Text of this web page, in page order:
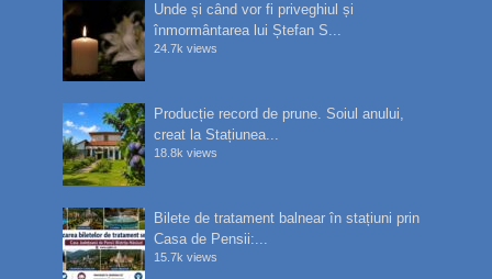
Unde și când vor fi priveghiul și
înmormântarea lui Ștefan S...
24.7k views
Producție record de prune. Soiul anului,
creat la Stațiunea...
18.8k views
Bilete de tratament balnear în stațiuni prin
Casa de Pensii:...
15.7k views